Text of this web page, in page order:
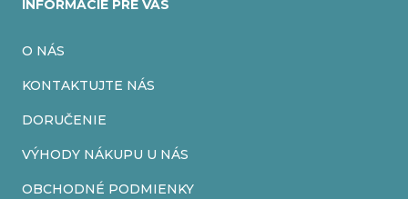
INFORMÁCIE PRE VÁS
O NÁS
KONTAKTUJTE NÁS
DORUČENIE
VÝHODY NÁKUPU U NÁS
OBCHODNÉ PODMIENKY